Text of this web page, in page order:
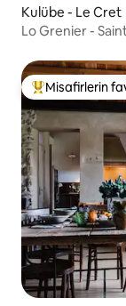
Kulübe - Le Cret
Lo Grenier -
Misafirlerin
Misafirlerin